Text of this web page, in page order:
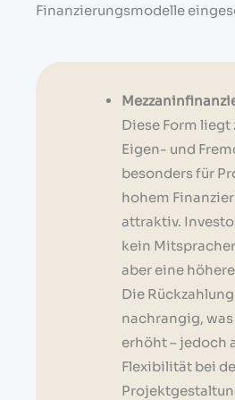
Finanzierungsmodelle
Diese Form liegt
Eigen- und
besonders für
hohem
attraktiv.
kein
aber eine
Die
nachrangig,
erhöht – jedoch
Flexibilität bei